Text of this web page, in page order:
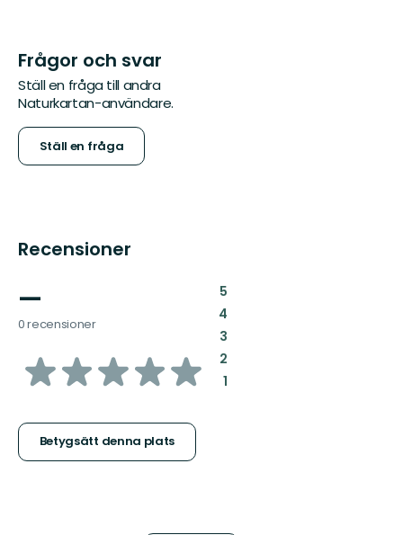
Frågor och svar
Ställ en fråga till andra
Naturkartan-användare.
Ställ en fråga
Recensioner
—
0 recensioner
av
stjärnor
Betygsätt denna plats
5:
4:
3:
2:
1: